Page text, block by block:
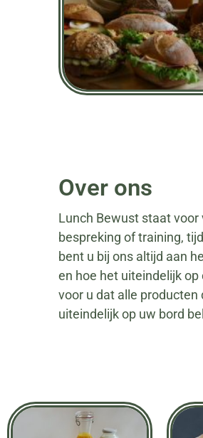
Over ons
Lunch Bewust staat
bespreking of training,
bent u bij ons altijd aan
en hoe het uiteindelijk
voor u dat alle
uiteindelijk op uw bord